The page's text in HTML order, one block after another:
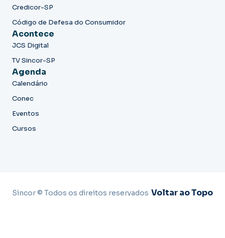
Credicor-SP
Código de Defesa do Consumidor
Acontece
JCS Digital
TV Sincor-SP
Agenda
Calendário
Conec
Eventos
Cursos
Sincor © Todos os direitos reservados Voltar ao Topo